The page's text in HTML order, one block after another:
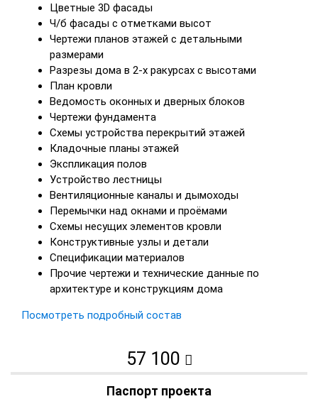
Цветные 3D фасады
Ч/б фасады с отметками высот
Чертежи планов этажей с детальными
размерами
Разрезы дома в 2-х ракурсах с высотами
План кровли
Ведомость оконных и дверных блоков
Чертежи фундамента
Схемы устройства перекрытий этажей
Кладочные планы этажей
Экспликация полов
Устройство лестницы
Вентиляционные каналы и дымоходы
Перемычки над окнами и проёмами
Схемы несущих элементов кровли
Конструктивные узлы и детали
Спецификации материалов
Прочие чертежи и технические данные по
архитектуре и конструкциям дома
Посмотреть подробный состав
57 100
Паспорт проекта